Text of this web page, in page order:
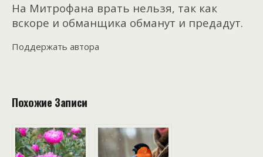
На Митрофана врать нельзя, так как
вскоре и обманщика обманут и предадут.
Поддержать автора
Похожие Записи